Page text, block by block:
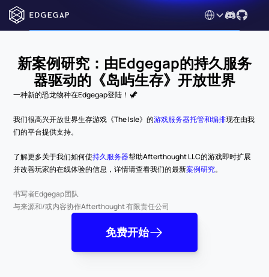
Select Language
新案例研究：由Edgegap的持久服务
器驱动的《岛屿生存》开放世界
一种新的恐龙物种在Edgegap登陆！ 🦖
我们很高兴开放世界生存游戏《The Isle》的游戏服务器托管和编排现在由我
们的平台提供支持。
了解更多关于我们如何使持久服务器帮助Afterthought LLC的游戏即时扩展
并改善玩家的在线体验的信息，详情请查看我们的最新案例研究。
书写者Edgegap团队
与来源和/或内容协作Afterthought 有限责任公司
免费开始